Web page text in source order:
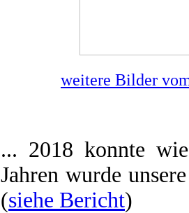
weitere Bilder
... 2018 konnte
Jahren wurde
(siehe Bericht)